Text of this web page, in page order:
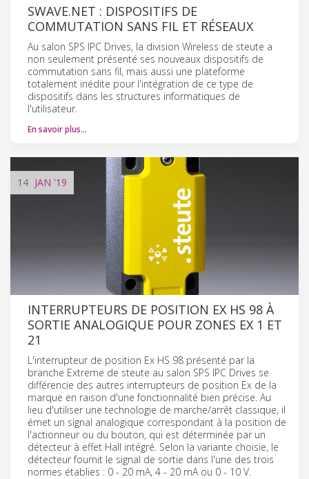
SWAVE.NET : DISPOSITIFS DE
COMMUTATION SANS FIL ET RÉSEAUX
Au salon SPS IPC Drives, la division Wireless de steute a
non seulement présenté ses nouveaux dispositifs de
commutation sans fil, mais aussi une plateforme
totalement inédite pour l'intégration de ce type de
dispositifs dans les structures informatiques de
l'utilisateur.
En savoir plus…
14 JAN '19
INTERRUPTEURS DE POSITION EX HS 98 À
SORTIE ANALOGIQUE POUR ZONES EX 1 ET
21
L'interrupteur de position Ex HS 98 présenté par la
branche Extreme de steute au salon SPS IPC Drives se
différencie des autres interrupteurs de position Ex de la
marque en raison d'une fonctionnalité bien précise. Au
lieu d'utiliser une technologie de marche/arrêt classique, il
émet un signal analogique correspondant à la position de
l'actionneur ou du bouton, qui est déterminée par un
détecteur à effet Hall intégré. Selon la variante choisie, le
détecteur fournit le signal de sortie dans l'une des trois
normes établies : 0 - 20 mA, 4 - 20 mA ou 0 - 10 V.